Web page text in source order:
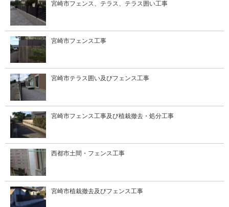
宮崎市フェンス、テラス、テラス囲い工事
宮崎市フェンス工事
宮崎市テラス囲い及びフェンス工事
宮崎市フェンス工事及び植栽撤去・処分工事
西都市土間・フェンス工事
宮崎市植栽撤去及びフェンス工事